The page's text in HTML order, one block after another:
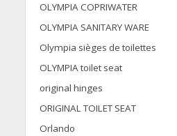
OLYMPIA COPRIWATER
OLYMPIA SANITARY WARE
Olympia sièges de toilettes
OLYMPIA toilet seat
original hinges
ORIGINAL TOILET SEAT
Orlando